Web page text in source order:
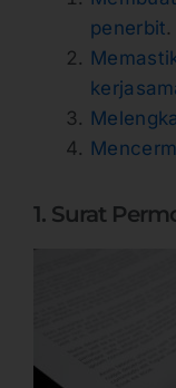
penerbit.
1. Surat